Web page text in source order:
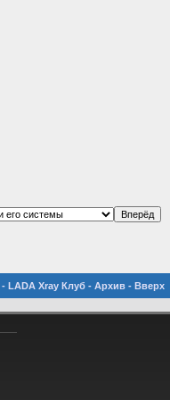
- LADA Xray Клуб - Архив - Вверх